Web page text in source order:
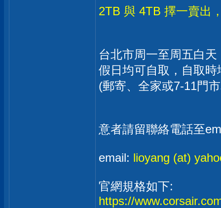
2TB 與 4TB 擇一賣出
台北市周一至周五白
假日均可自取，自取
(郵寄、全家或7-11門
意者請留聯絡電話至
email: lioyang (at)
官網規格如下:
https://